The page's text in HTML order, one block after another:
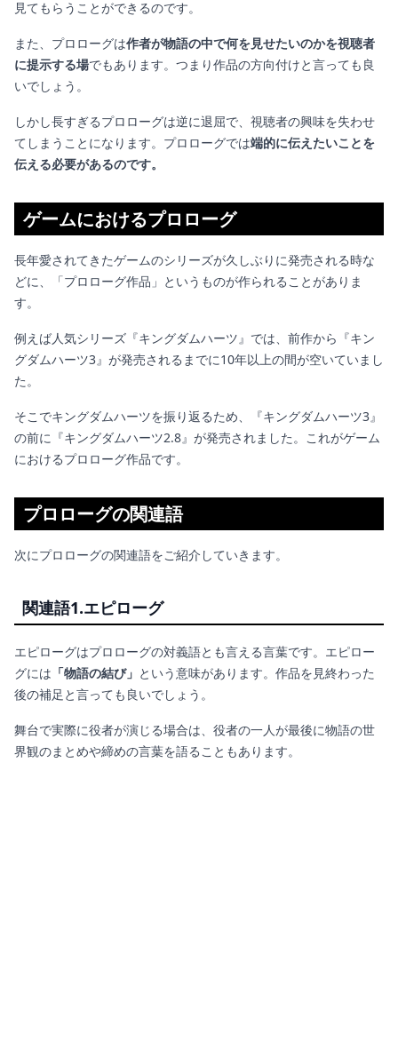
見てもらうことができるのです。
また、プロローグは作者が物語の中で何を見せたいのかを視聴者
に提示する場でもあります。つまり作品の方向付けと言っても良
いでしょう。
しかし長すぎるプロローグは逆に退屈で、視聴者の興味を失わせ
てしまうことになります。プロローグでは端的に伝えたいことを
伝える必要があるのです。
ゲームにおけるプロローグ
長年愛されてきたゲームのシリーズが久しぶりに発売される時な
どに、「プロローグ作品」というものが作られることがありま
す。
例えば人気シリーズ『キングダムハーツ』では、前作から『キン
グダムハーツ3』が発売されるまでに10年以上の間が空いていまし
た。
そこでキングダムハーツを振り返るため、『キングダムハーツ3』
の前に『キングダムハーツ2.8』が発売されました。これがゲーム
におけるプロローグ作品です。
プロローグの関連語
次にプロローグの関連語をご紹介していきます。
関連語1.エピローグ
エピローグはプロローグの対義語とも言える言葉です。エピロー
グには 「物語の結び」 という意味があります。作品を見終わった
後の補足と言っても良いでしょう。
舞台で実際に役者が演じる場合は、役者の一人が最後に物語の世
界観のまとめや締めの言葉を語ることもあります。